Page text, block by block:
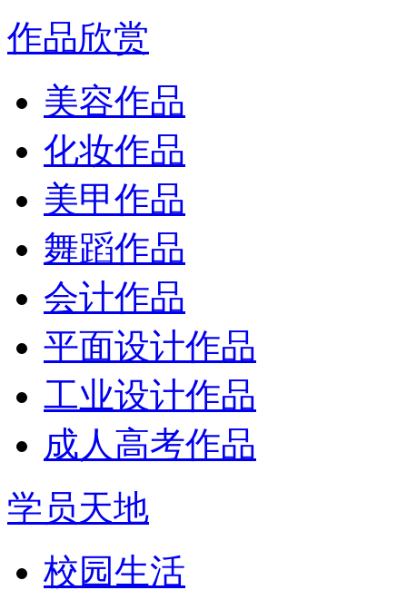
作品欣赏
美容作品
化妆作品
美甲作品
舞蹈作品
会计作品
平面设计作品
工业设计作品
成人高考作品
学员天地
校园生活